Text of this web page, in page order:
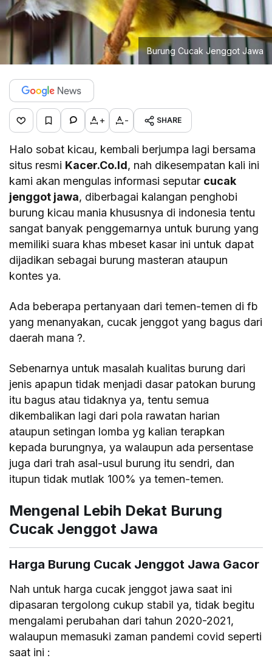
Burung Cucak Jenggot Jawa
+ - SHARE
Halo sobat kicau, kembali berjumpa lagi bersama
situs resmi Kacer.Co.Id, nah dikesempatan kali ini
kami akan mengulas informasi seputar cucak
jenggot jawa, diberbagai kalangan penghobi
burung kicau mania khususnya di indonesia tentu
sangat banyak penggemarnya untuk burung yang
memiliki suara khas mbeset kasar ini untuk dapat
dijadikan sebagai burung masteran ataupun
kontes ya.
Ada beberapa pertanyaan dari temen-temen di fb
yang menanyakan, cucak jenggot yang bagus dari
daerah mana ?.
Sebenarnya untuk masalah kualitas burung dari
jenis apapun tidak menjadi dasar patokan burung
itu bagus atau tidaknya ya, tentu semua
dikembalikan lagi dari pola rawatan harian
ataupun setingan lomba yg kalian terapkan
kepada burungnya, ya walaupun ada persentase
juga dari trah asal-usul burung itu sendri, dan
itupun tidak mutlak 100% ya temen-temen.
Mengenal Lebih Dekat Burung
Cucak Jenggot Jawa
Harga Burung Cucak Jenggot Jawa Gacor
Nah untuk harga cucak jenggot jawa saat ini
dipasaran tergolong cukup stabil ya, tidak begitu
mengalami perubahan dari tahun 2020-2021,
walaupun memasuki zaman pandemi covid seperti
saat ini :